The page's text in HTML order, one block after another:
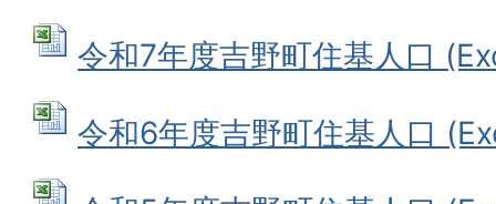
令和7年度吉野町住基人口
令和6年度吉野町住基人口